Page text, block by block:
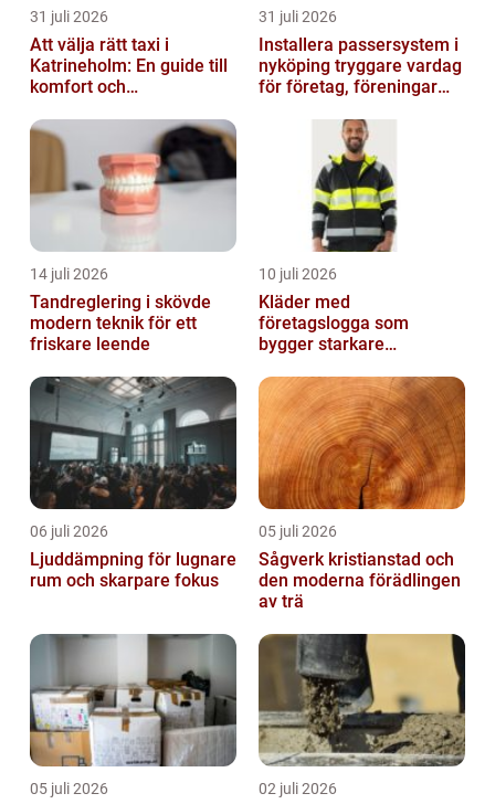
31 juli 2026
Att välja rätt taxi i
Katrineholm: En guide till
komfort och
31 juli 2026
Installera passersystem i
nyköping tryggare vardag
för företag, föreningar
14 juli 2026
Tandreglering i skövde
modern teknik för ett
friskare leende
10 juli 2026
Kläder med
företagslogga som
bygger starkare
06 juli 2026
Ljuddämpning för lugnare
rum och skarpare fokus
05 juli 2026
Sågverk kristianstad och
den moderna förädlingen
av trä
05 juli 2026 02 juli 2026